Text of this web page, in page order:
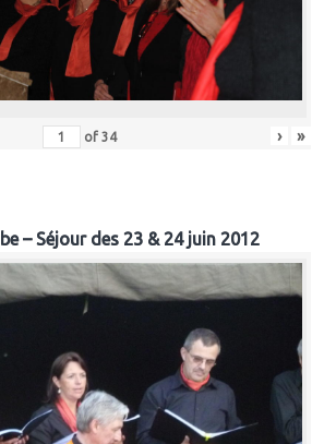
of 34 › »
– Séjour des 23 & 24 juin 2012